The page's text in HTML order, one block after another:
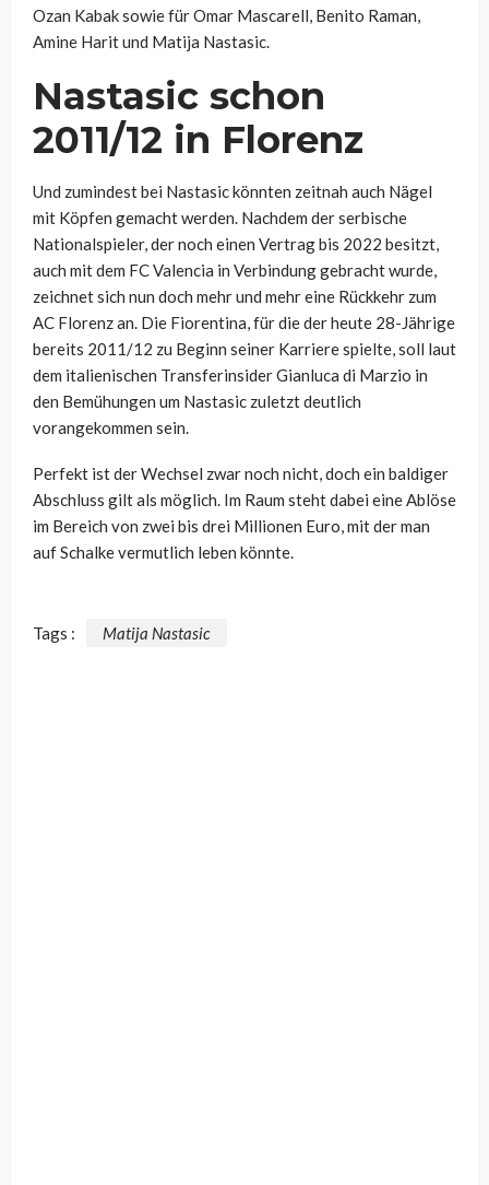
Ozan Kabak sowie für Omar Mascarell, Benito Raman,
Amine Harit und Matija Nastasic.
Nastasic schon
2011/12 in Florenz
Und zumindest bei Nastasic könnten zeitnah auch Nägel
mit Köpfen gemacht werden. Nachdem der serbische
Nationalspieler, der noch einen Vertrag bis 2022 besitzt,
auch mit dem FC Valencia in Verbindung gebracht wurde,
zeichnet sich nun doch mehr und mehr eine Rückkehr zum
AC Florenz an. Die Fiorentina, für die der heute 28-Jährige
bereits 2011/12 zu Beginn seiner Karriere spielte, soll laut
dem italienischen Transferinsider Gianluca di Marzio in
den Bemühungen um Nastasic zuletzt deutlich
vorangekommen sein.
Perfekt ist der Wechsel zwar noch nicht, doch ein baldiger
Abschluss gilt als möglich. Im Raum steht dabei eine Ablöse
im Bereich von zwei bis drei Millionen Euro, mit der man
auf Schalke vermutlich leben könnte.
Tags : Matija Nastasic